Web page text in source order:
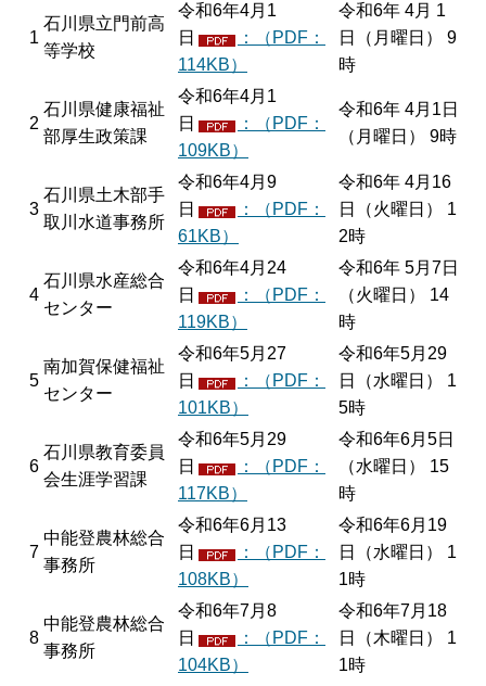
1
石川県立門前高
等学校
令和6年4月1
日
：（PDF：
114KB）
令和6年 4月 1
日（月曜日） 9
時
2
石川県健康福祉
部厚生政策課
令和6年4月1
日
：（PDF：
109KB）
令和6年 4月1日
（月曜日） 9時
3
石川県土木部手
取川水道事務所
令和6年4月9
日
：（PDF：
61KB）
令和6年 4月16
日（火曜日） 1
2時
4
石川県水産総合
センター
令和6年4月24
日
：（PDF：
119KB）
令和6年 5月7日
（火曜日） 14
時
5
南加賀保健福祉
センター
令和6年5月27
日
：（PDF：
101KB）
令和6年5月29
日（水曜日） 1
5時
6
石川県教育委員
会生涯学習課
令和6年5月29
日
：（PDF：
117KB）
令和6年6月5日
（水曜日） 15
時
7
中能登農林総合
事務所
令和6年6月13
日
：（PDF：
108KB）
令和6年6月19
日（水曜日） 1
1時
8
中能登農林総合
事務所
令和6年7月8
日
：（PDF：
104KB）
令和6年7月18
日（木曜日） 1
1時